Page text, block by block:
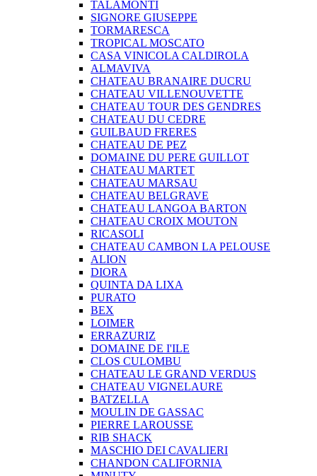
TALAMONTI
SIGNORE GIUSEPPE
TORMARESCA
TROPICAL MOSCATO
CASA VINICOLA CALDIROLA
ALMAVIVA
CHATEAU BRANAIRE DUCRU
CHATEAU VILLENOUVETTE
CHATEAU TOUR DES GENDRES
CHATEAU DU CEDRE
GUILBAUD FRERES
CHATEAU DE PEZ
DOMAINE DU PERE GUILLOT
CHATEAU MARTET
CHATEAU MARSAU
CHATEAU BELGRAVE
CHATEAU LANGOA BARTON
CHATEAU CROIX MOUTON
RICASOLI
CHATEAU CAMBON LA PELOUSE
ALION
DIORA
QUINTA DA LIXA
PURATO
BEX
LOIMER
ERRAZURIZ
DOMAINE DE I'ILE
CLOS CULOMBU
CHATEAU LE GRAND VERDUS
CHATEAU VIGNELAURE
BATZELLA
MOULIN DE GASSAC
PIERRE LAROUSSE
RIB SHACK
MASCHIO DEI CAVALIERI
CHANDON CALIFORNIA